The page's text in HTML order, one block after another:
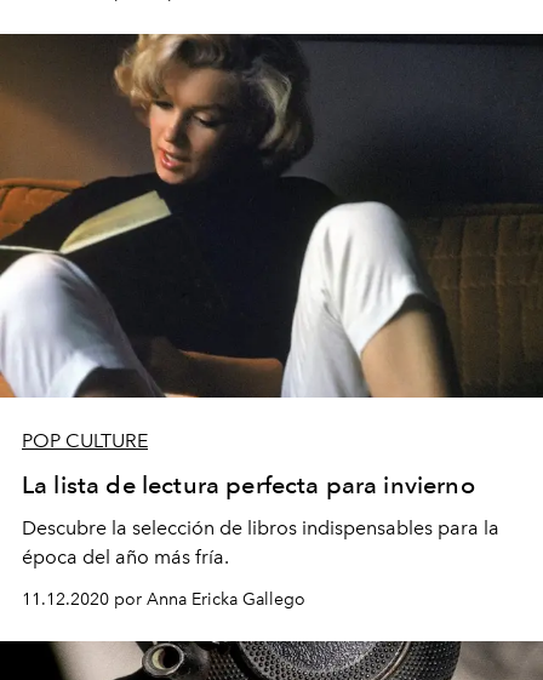
POP CULTURE
La lista de lectura perfecta para invierno
Descubre la selección de libros indispensables para la
época del año más fría.
11.12.2020 por Anna Ericka Gallego